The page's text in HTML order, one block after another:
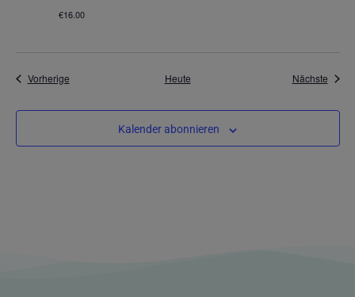
€16.00
VorherigeVeranstaltungen Heute Nächste
Kalender abonnieren